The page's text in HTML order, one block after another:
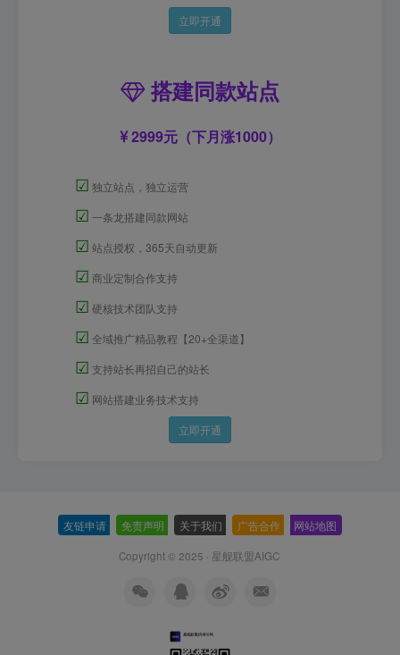
立即开通
搭建同款站点
2999元（下月涨1000）
☑ 独立站点，独立运营
☑ 一条龙搭建同款网站
☑ 站点授权，365天自动更新
☑ 商业定制合作支持
☑ 硬核技术团队支持
☑ 全域推广精品教程【20+全渠道】
☑ 支持站长再招自己的站长
☑ 网站搭建业务技术支持
立即开通
友链申请 免责声明 关于我们 广告合作 网站地图
Copyright © 2025 · 星舰联盟AIGC